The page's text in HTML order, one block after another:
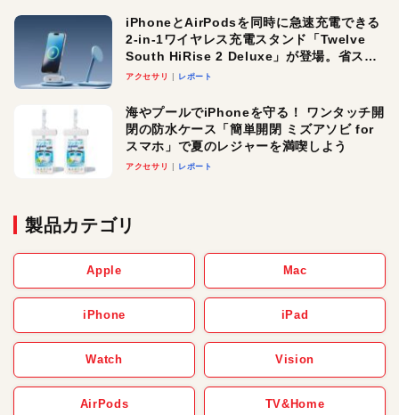
iPhoneとAirPodsを同時に急速充電できる
2-in-1ワイヤレス充電スタンド「Twelve
South HiRise 2 Deluxe」が登場。省スペ
ースでおしゃれに充電したい人にオスス
アクセサリ レポート
海やプールでiPhoneを守る！ ワンタッチ開
閉の防水ケース「簡単開閉 ミズアソビ for
スマホ」で夏のレジャーを満喫しよう
アクセサリ レポート
製品カテゴリ
Apple Mac
iPhone iPad
Watch Vision
AirPods TV&Home